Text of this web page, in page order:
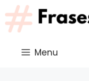
Saltar
al
contenido
Menu